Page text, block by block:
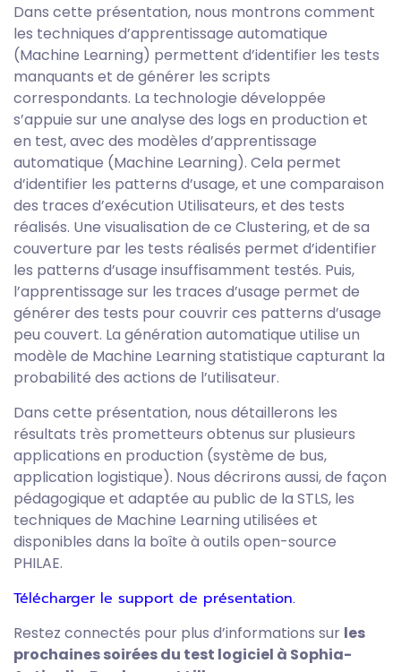
Dans cette présentation, nous montrons comment
les techniques d’apprentissage automatique
(Machine Learning) permettent d’identifier les tests
manquants et de générer les scripts
correspondants. La technologie développée
s’appuie sur une analyse des logs en production et
en test, avec des modèles d’apprentissage
automatique (Machine Learning). Cela permet
d’identifier les patterns d’usage, et une comparaison
des traces d’exécution Utilisateurs, et des tests
réalisés. Une visualisation de ce Clustering, et de sa
couverture par les tests réalisés permet d’identifier
les patterns d’usage insuffisamment testés. Puis,
l’apprentissage sur les traces d’usage permet de
générer des tests pour couvrir ces patterns d’usage
peu couvert. La génération automatique utilise un
modèle de Machine Learning statistique capturant la
probabilité des actions de l’utilisateur.
Dans cette présentation, nous détaillerons les
résultats très prometteurs obtenus sur plusieurs
applications en production (système de bus,
application logistique). Nous décrirons aussi, de façon
pédagogique et adaptée au public de la STLS, les
techniques de Machine Learning utilisées et
disponibles dans la boîte à outils open-source
PHILAE.
Télécharger le support de présentation.
Restez connectés pour plus d’informations sur les
prochaines soirées du test logiciel à Sophia-